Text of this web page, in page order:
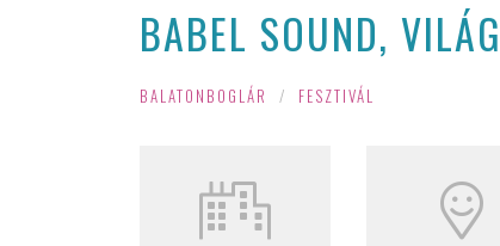
BABEL SOUND,
BALATONBOGLÁR / FESZTIVÁL